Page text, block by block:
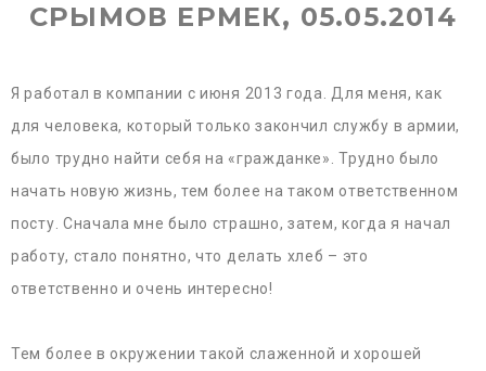
СРЫМОВ ЕРМЕК, 05.05.2014
Я работал в компании с июня 2013 года. Для меня, как
для человека, который только закончил службу в армии,
было трудно найти себя на «гражданке». Трудно было
начать новую жизнь, тем более на таком ответственном
посту. Сначала мне было страшно, затем, когда я начал
работу, стало понятно, что делать хлеб – это
ответственно и очень интересно!
Тем более в окружении такой слаженной и хорошей